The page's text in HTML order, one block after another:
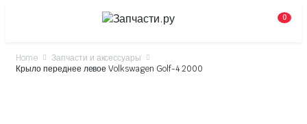
0
Home
Запчасти и аксессуары
Крыло переднее левое Volkswagen Golf-4 2000